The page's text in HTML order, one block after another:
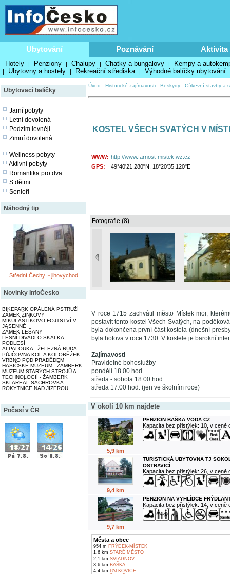
Ubytování Poznávání Aktivita
Hotely | Penziony | Chalupy | Chatky a bungalovy | Kempy a
| Ubytovny a hostely | Rekreační střediska | Výhodné balíčky ubytování
Ubytovací balíčky
Jarní pobyty
Letní dovolená
Podzim levněji
Zimní dovolená
Wellness pobyty
Aktivní pobyty
Romantika pro dva
S dětmi
Senioři
Náhodný tip
Střední Čechy ~ jihovýchod
Novinky InfoČesko
BIKEPARK OPÁLENÁ PSTRUŽÍ
ZÁMEK ŽINKOVY
MIKULÁŠTÍKOVO FOJTSTVÍ V
JASENNÉ
ZÁMEK LEŠANY
LESNÍ DIVADLO SKALKA -
PODLESÍ
ALPALOUKA - ŽELEZNÁ RUDA
PŮJČOVNA KOL A KOLOBĚŽEK -
VRBNO POD PRADĚDEM
HASIČSKÉ MUZEUM - ŽAMBERK
MUZEUM STARÝCH STROJŮ A
TECHNOLOGIÍ - ŽAMBERK
SKI AREÁL SACHROVKA -
ROKYTNICE NAD JIZEROU
Počasí v ČR
Úvod - Historické zajímavosti - Beskydy - Církevní stavby a
KOSTEL VŠECH SVATÝCH V
WWW: http://www.farnost-mistek.wz.cz
GPS:
49°40'21,280"N, 18°20'35,120"E
Fotografie (8)
V roce 1715 zachvátil město Místek mor,
postavit tento kostel Všech Svatých, na
byla dokončena první část kostela (dnešní
byla hotova v roce 1730. V kostele je barokní
Zajímavosti
Pravidelné bohoslužby
pondělí 18.00 hod.
středa - sobota 18.00 hod.
středa 17.00 hod. (jen ve školním roce)
V okolí 10 km najdete
5,9 km
PENZION BAŠKA VODA CZ
Kapacita bez přistýlek: 10, v ceně
9,4 km
TURISTICKÁ UBYTOVNA TJ
OSTRAVICÍ
Kapacita bez přistýlek: 26, v ceně
9,7 km
PENZION NA VYHLÍDCE
Kapacita bez přistýlek: 14, v ceně
Města a obce
954 m FRÝDEK-MÍSTEK
1,6 km STARÉ MĚSTO
2,1 km SVIADNOV
3,6 km BAŠKA
4,4 km PALKOVICE